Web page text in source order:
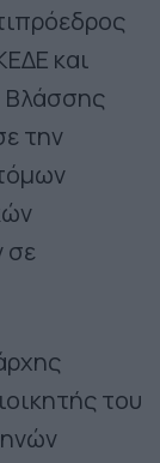
και
Βλάσσης
την
σε
του